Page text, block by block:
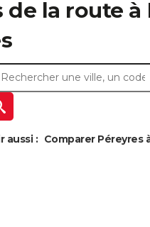
la route à
aussi : Comparer Péreyres